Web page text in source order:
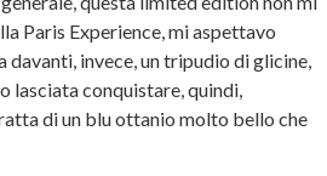
Paris Experience, mi aspettavo
invece, un tripudio di glicine,
lasciata conquistare, quindi,
di un blu ottanio molto bello che